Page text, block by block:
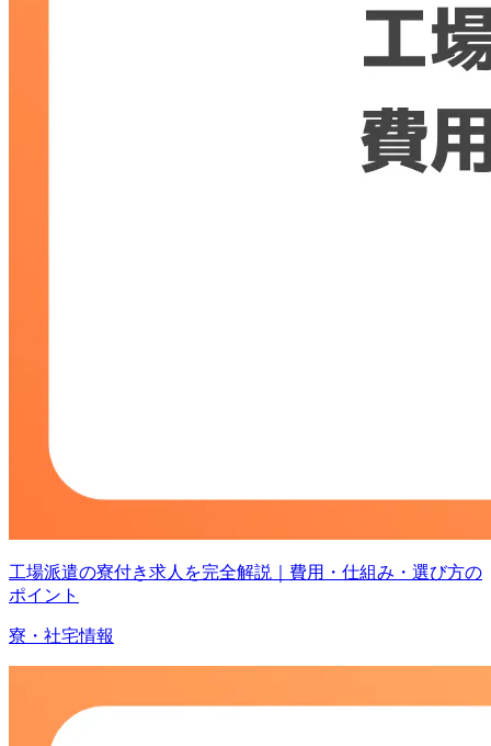
工場派遣の寮付き求人を完全解説｜費用・仕組み・選び方の
ポイント
寮・社宅情報